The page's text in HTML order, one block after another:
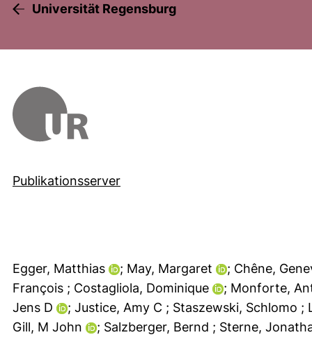
Universität Regensburg
Publikationsserver
Egger, Matthias ; May, Margaret
; Chêne,
François ; Costagliola, Dominique
; Monforte,
Jens D
; Justice, Amy C ; Staszewski, Schlomo ;
Gill, M John
; Salzberger, Bernd ; Sterne,